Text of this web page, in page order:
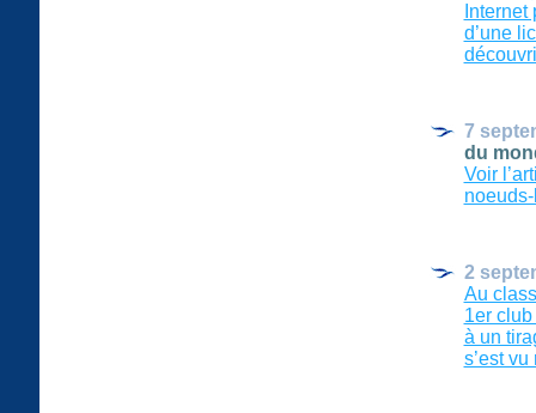
d’une
7
du
Voir
2
Au
1er
à un
s’est vu